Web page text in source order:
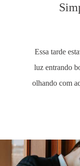
Essa tarde
luz entrando
olhando com